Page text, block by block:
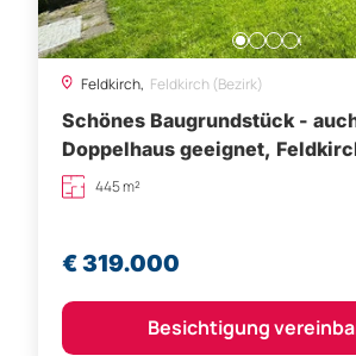
Feldkirch, Feldkirch (Bezirk)
Schönes Baugrundstück -
Doppelhaus geeignet,
445 m²
€ 319.000
Besichtigung